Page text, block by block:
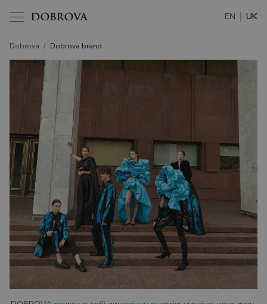
EN UK
Dobrova / Dobrova brand